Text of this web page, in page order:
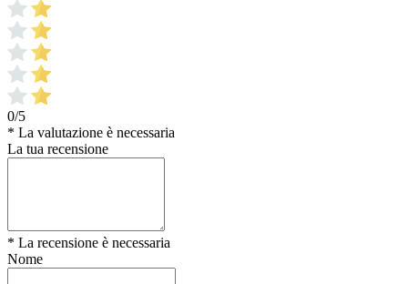
0/5
* La valutazione è necessaria
La tua recensione
* La recensione è necessaria
Nome